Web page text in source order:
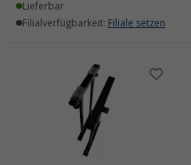
Lieferbar
Filialverfügbarkeit: Filiale setzen